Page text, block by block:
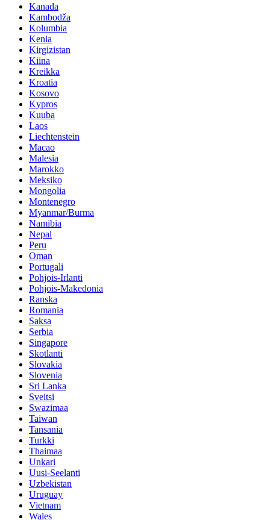
Kanada
Kambodža
Kolumbia
Kenia
Kirgizistan
Kiina
Kreikka
Kroatia
Kosovo
Kypros
Kuuba
Laos
Liechtenstein
Macao
Malesia
Marokko
Meksiko
Mongolia
Montenegro
Myanmar/Burma
Namibia
Nepal
Peru
Oman
Portugali
Pohjois-Irlanti
Pohjois-Makedonia
Ranska
Romania
Saksa
Serbia
Singapore
Skotlanti
Slovakia
Slovenia
Sri Lanka
Sveitsi
Swazimaa
Taiwan
Tansania
Turkki
Thaimaa
Unkari
Uusi-Seelanti
Uzbekistan
Uruguay
Vietnam
Wales